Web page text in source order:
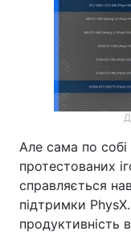
Але сама по собі
протестованих
справляється
підтримки
продуктивність